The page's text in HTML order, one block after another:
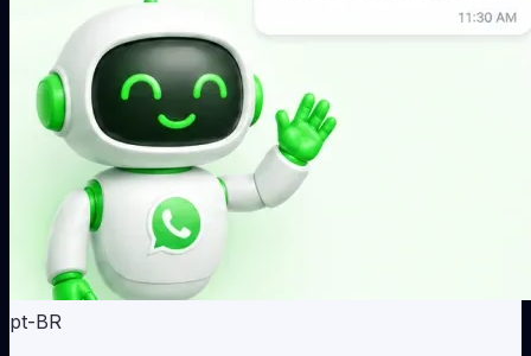
pt-BR